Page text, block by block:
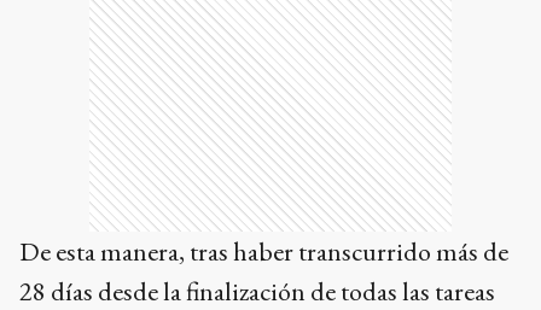
De esta manera, tras haber transcurrido más de
28 días desde la finalización de todas las tareas